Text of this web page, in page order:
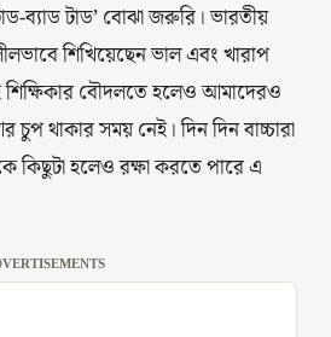
ব্যাড টাড’ বোঝা জরুরি। ভারতীয়
শিখিয়েছেন ভাল এবং খারাপ
শিক্ষিকার বৌদলতে হলেও আমাদেরও
চুপ থাকার সময় নেই। দিন দিন বাচ্চারা
কিছুটা হলেও রক্ষা করতে পারে এ